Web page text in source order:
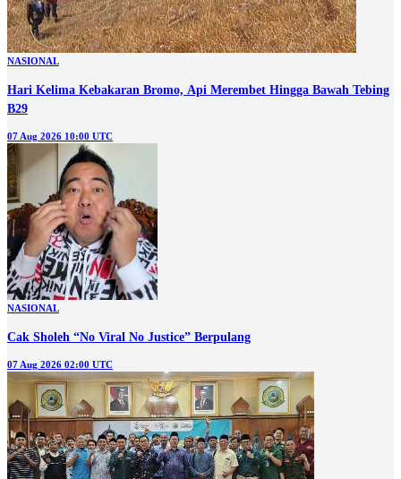
NASIONAL
Hari Kelima Kebakaran Bromo, Api Merembet Hingga Bawah Tebing
B29
07 Aug 2026 10:00 UTC
NASIONAL
Cak Sholeh “No Viral No Justice” Berpulang
07 Aug 2026 02:00 UTC